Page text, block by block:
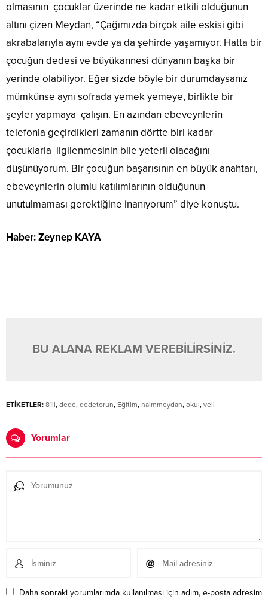
olmasının çocuklar üzerinde ne kadar etkili olduğunun
altını çizen Meydan, “Çağımızda birçok aile eskisi gibi
akrabalarıyla aynı evde ya da şehirde yaşamıyor. Hatta bir
çocuğun dedesi ve büyükannesi dünyanın başka bir
yerinde olabiliyor. Eğer sizde böyle bir durumdaysanız
mümkünse aynı sofrada yemek yemeye, birlikte bir
şeyler yapmaya çalışın. En azından ebeveynlerin
telefonla geçirdikleri zamanın dörtte biri kadar
çocuklarla ilgilenmesinin bile yeterli olacağını
düşünüyorum. Bir çocuğun başarısının en büyük anahtarı,
ebeveynlerin olumlu katılımlarının olduğunun
unutulmaması gerektiğine inanıyorum” diye konuştu.
Haber: Zeynep KAYA
BU ALANA REKLAM VEREBİLİRSİNİZ.
ETİKETLER: 81il, dede, dedetorun, Eğitim, naimmeydan, okul, veli
Yorumlar
Daha sonraki yorumlarımda kullanılması için adım, e-posta adresim